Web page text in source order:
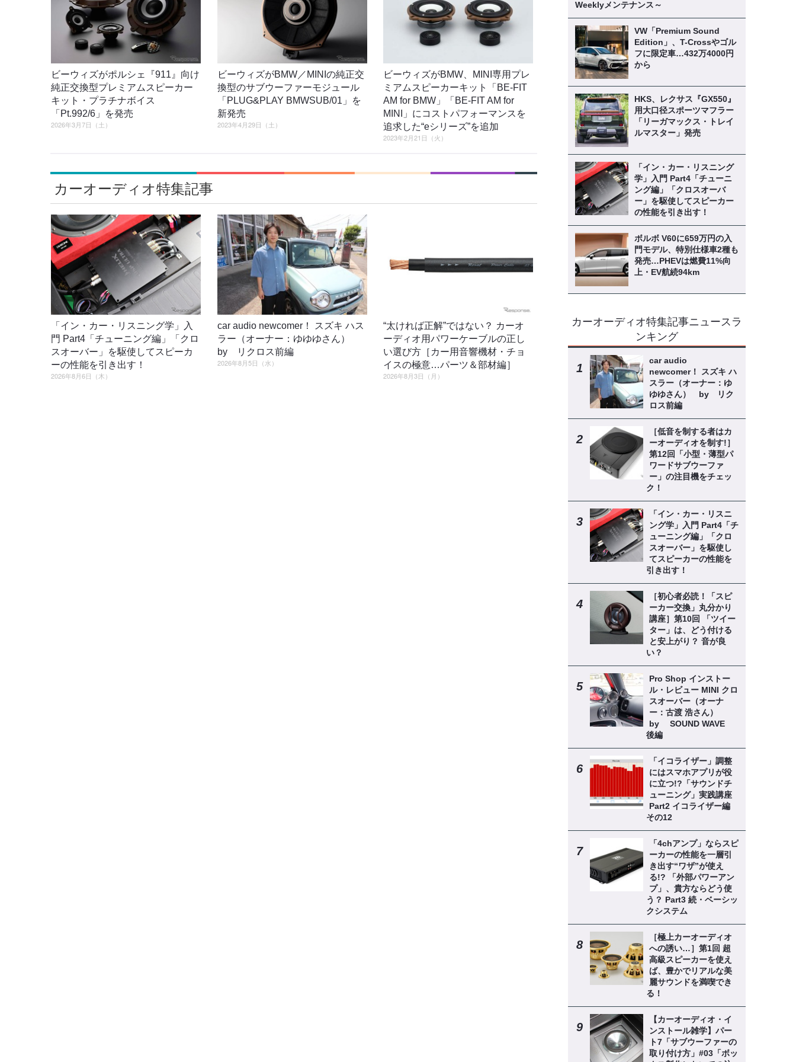
ビーウィズがポルシェ『911』向け
純正交換型プレミアムスピーカー
キット・プラチナボイス
「Pt.992/6」を発売
2026年3月7日（土）
ビーウィズがBMW／MINIの純正交
換型のサブウーファーモジュール
「PLUG&PLAY BMWSUB/01」を
新発売
2023年4月29日（土）
ビーウィズがBMW、MINI専用プレ
ミアムスピーカーキット「BE-FIT
AM for BMW」「BE-FIT AM for
MINI」にコストパフォーマンスを
追求した“eシリーズ”を追加
2023年2月21日（火）
カーオーディオ特集記事
「イン・カー・リスニング学」入
門 Part4「チューニング編」「クロ
スオーバー」を駆使してスピーカ
ーの性能を引き出す！
2026年8月6日（木）
car audio newcomer！ スズキ ハス
ラー（オーナー：ゆゆゆさん）
by リクロス前編
2026年8月5日（水）
“太ければ正解”ではない？ カーオ
ーディオ用パワーケーブルの正し
い選び方［カー用音響機材・チョ
イスの極意…パーツ＆部材編］
2026年8月3日（月）
Weeklyメンテナンス～
VW「Premium Sound
Edition」、T-Crossやゴル
フに限定車…432万4000円
から
HKS、レクサス『GX550』
用大口径スポーツマフラー
「リーガマックス・トレイ
ルマスター」発売
「イン・カー・リスニング
学」入門 Part4「チューニ
ング編」「クロスオーバ
ー」を駆使してスピーカー
の性能を引き出す！
ボルボ V60に659万円の入
門モデル、特別仕様車2種も
発売…PHEVは燃費11%向
上・EV航続94km
カーオーディオ特集記事ニュースラ
ンキング
car audio
newcomer！ スズキ ハ
スラー（オーナー：ゆ
ゆゆさん） by リク
ロス前編
［低音を制する者はカ
ーオーディオを制す!］
第12回「小型・薄型パ
ワードサブウーファ
ー」の注目機をチェッ
ク！
「イン・カー・リスニ
ング学」入門 Part4「チ
ューニング編」「クロ
スオーバー」を駆使し
てスピーカーの性能を
引き出す！
［初心者必読！「スピ
ーカー交換」丸分かり
講座］第10回 「ツイー
ター」は、どう付ける
と安上がり？ 音が良
い？
Pro Shop インストー
ル・レビュー MINI クロ
スオーバー（オーナ
ー：古渡 浩さん）
by SOUND WAVE
後編
「イコライザー」調整
にはスマホアプリが役
に立つ!?「サウンドチ
ューニング」実践講座
Part2 イコライザー編
その12
「4chアンプ」ならスピ
ーカーの性能を一層引
き出す“ワザ”が使え
る!? 「外部パワーアン
プ」、貴方ならどう使
う？ Part3 続・ベーシッ
クシステム
［極上カーオーディオ
への誘い…］第1回 超
高級スピーカーを使え
ば、豊かでリアルな美
麗サウンドを満喫でき
る！
【カーオーディオ・イ
ンストール雑学】パー
ト7「サブウーファーの
取り付け方」#03「ボッ